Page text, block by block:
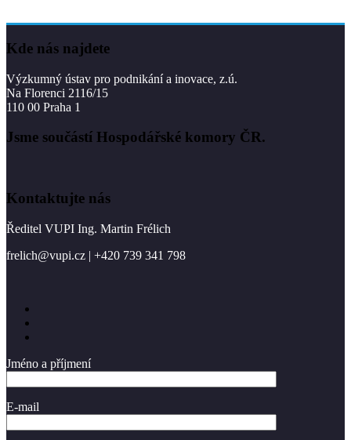
Kde nás najdete
Výzkumný ústav pro podnikání a inovace, z.ú.
Na Florenci 2116/15
110 00 Praha 1
Jsme součástí Hospodářské komory ČR.
Kontaktujte nás
Ředitel VUPI Ing. Martin Frélich
frelich@vupi.cz | +420 739 341 798
Jméno a příjmení
E-mail